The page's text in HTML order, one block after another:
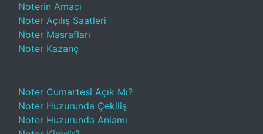
Noterin Amacı
Noter Açılış Saatleri
Noter Masrafları
Noter Kazanç
Noter Cumartesi Açık Mı?
Noter Huzurunda Çekiliş
Noter Huzurunda Anlamı